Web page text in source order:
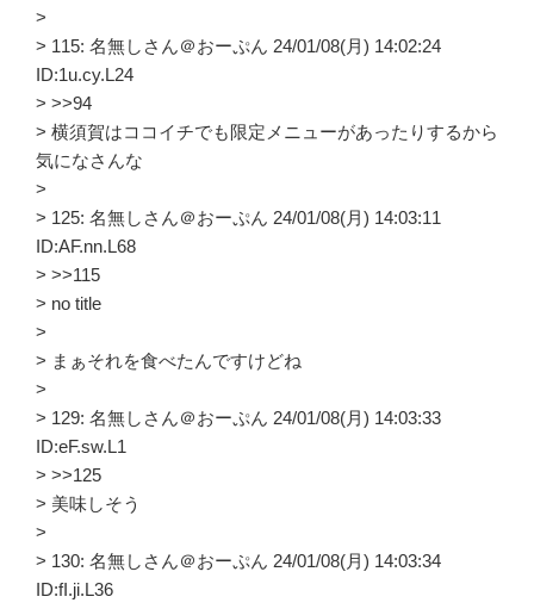
>
> 115: 名無しさん＠おーぷん 24/01/08(月) 14:02:24
ID:1u.cy.L24
> >>94
> 横須賀はココイチでも限定メニューがあったりするから
気になさんな
>
> 125: 名無しさん＠おーぷん 24/01/08(月) 14:03:11
ID:AF.nn.L68
> >>115
> no title
>
> まぁそれを食べたんですけどね
>
> 129: 名無しさん＠おーぷん 24/01/08(月) 14:03:33
ID:eF.sw.L1
> >>125
> 美味しそう
>
> 130: 名無しさん＠おーぷん 24/01/08(月) 14:03:34
ID:fI.ji.L36